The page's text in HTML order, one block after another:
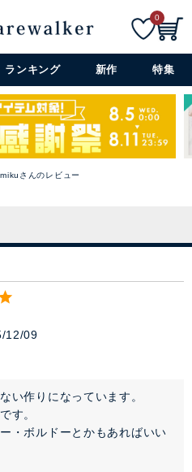
詳細検索+
0
ランキング 新作 特集
mikuさんのレビュー
12/09
い作りになっています。
す。
・ボルドーとかもあればいい